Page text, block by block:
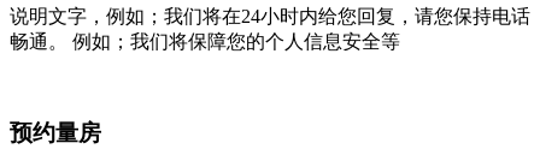
说明文字，例如；我们将在24小时内给您回复，请您保持电话
畅通。 例如；我们将保障您的个人信息安全等
预约量房